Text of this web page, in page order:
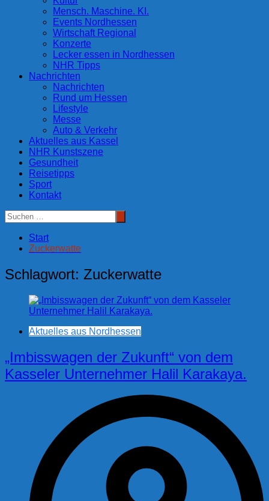
Mensch. Maschine. KI.
Events Nordhessen
Wirtschaft Regional
Konzerte
Lecker essen in Nordhessen
NHR Tipps
Nachrichten
Nachrichten
Rund um Hessen
Lifestyle
Messe
Auto & Verkehr
Aktuelles aus Kassel
NHR Kunstszene
Gesundheit
Reisetipps
Sport
Kontakt
Start
Zuckerwatte
Schlagwort: Zuckerwatte
Aktuelles aus Nordhessen
„Imbisswagen der Zukunft“ von dem
Kasseler Unternehmer Halil Karakaya.